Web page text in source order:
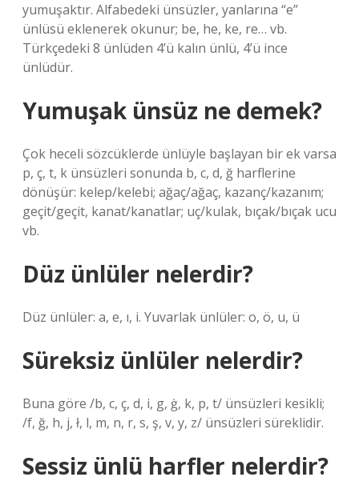
yumuşaktır. Alfabedeki ünsüzler, yanlarına “e”
ünlüsü eklenerek okunur; be, he, ke, re… vb.
Türkçedeki 8 ünlüden 4’ü kalın ünlü, 4’ü ince
ünlüdür.
Yumuşak ünsüz ne demek?
Çok heceli sözcüklerde ünlüyle başlayan bir ek varsa
p, ç, t, k ünsüzleri sonunda b, c, d, ğ harflerine
dönüşür: kelep/kelebi; ağaç/ağaç, kazanç/kazanım;
geçit/geçit, kanat/kanatlar; uç/kulak, bıçak/bıçak ucu
vb.
Düz ünlüler nelerdir?
Düz ünlüler: a, e, ı, i. Yuvarlak ünlüler: o, ö, u, ü
Süreksiz ünlüler nelerdir?
Buna göre /b, c, ç, d, i, g, ġ, k, p, t/ ünsüzleri kesikli;
/f, ğ, h, j, ł, l, m, n, r, s, ş, v, y, z/ ünsüzleri süreklidir.
Sessiz ünlü harfler nelerdir?